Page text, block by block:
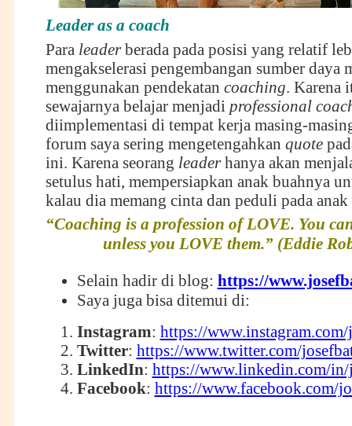
Leader as a coach
Para leaderberada pada posisi yang relatif
mengakselerasi pengembangan sumber daya
menggunakan pendekatan coaching. Karena
sewajarnya belajar menjadi professional
diimplementasi di tempat kerja masing-
forum saya sering mengetengahkan quote
ini. Karena seorang leaderhanya akan
setulus hati, mempersiapkan anak buahnya
kalau dia memang cinta dan peduli pada
“Coaching is a profession of LOVE. You
unless you LOVE them.” (Eddie
Selain hadir di blog: https://
Saya juga bisa ditemui di:
Instagram: https://www.instagram.com/
Twitter: https://www.twitter.com/
LinkedIn: https://www.linkedin.com/in/
Facebook: https://www.facebook.com/